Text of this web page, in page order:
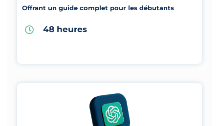
Offrant un guide complet pour les débutants
48 heures